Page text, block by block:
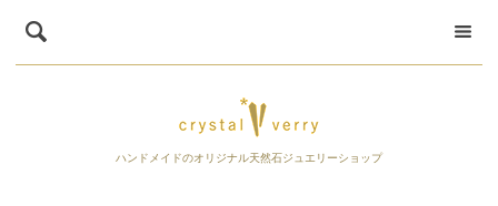
ハンドメイドのオリジナル天然石ジュエリーショップ